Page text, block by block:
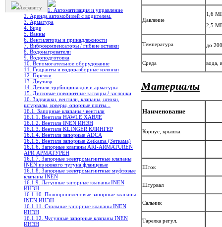
Алфавиту
1. Автоматизация и управление
2. Аренда автомобилей с водителем.
3. Арматура
4. Биде
5. Ванны
6. Вентиляторы и принадлежности
7. Виброкомпенсаторы / гибкие вставки
8. Водонагреватели
9. Водоподготовка
10. Вспомогательное оборудование
11. Гидранты и водоразборные колонки
12. Горелки
13. Двутавр
14. Детали трубопроводов и арматуры
15. Дисковые поворотные затворы / заслонки
16. Задвижки, вентили, клапаны, штоки,
штурвалы, коверы, опорные плиты...
16.1. Запорные клапаны / вентили
16.1.1. Вентили HAWLE ХАВЛЕ
16.1.2. Вентили INEN ИНЭН
16.1.3. Вентили KLINGER КЛИНГЕР
16.1.4. Вентили запорные ADCA
16.1.5. Вентили запорные Zetkama (Зеткама)
16.1.6. Запорные клапаны ARI-ARMATUREN
АРИ АРМАТУРЕН
16.1.7. Запорные электромагнитные клапаны
INEN из ковкого чугуна фланцевые
16.1.8. Запорные электромагнитные муфтовые
клапаны INEN
16.1.9. Латунные запорные клапаны INEN
ИНЭН
16.1.10. Полипропиленовые запорные клапаны
INEN ИНЭН
16.1.11. Стальные запорные клапаны INEN
ИНЭН
16.1.12. Чугунные запорные клапаны INEN
ИНЭН
Давление
1,6
2,5
Температура до 200
Среда вода,
Материалы
Наименование
Корпус, крышка
Шток
Штурвал
Сальник
Тарелка регул.